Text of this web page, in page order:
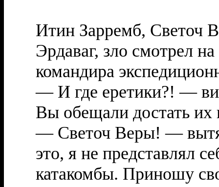
Итин Зарремб, Светоч
Эрдаваг, зло смотрел
командира
— И где еретики?! —
Вы обещали достать их
— Светоч Веры! —
это, я не представлял
катакомбы. Приношу